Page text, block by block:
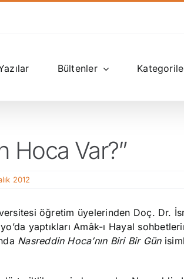
Bültenler
Hoca Var?”
2012
öğretim üyelerinden Doç. Dr.
yaptıkları Amâk-ı Hayal
Nasreddin Hoca’nın Biri Bir Gün